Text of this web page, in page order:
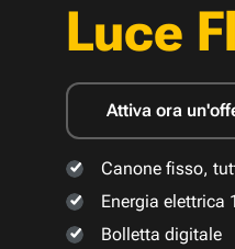
Luce
Attiva ora
Canone fisso,
Energia elettrica
Bolletta digitale